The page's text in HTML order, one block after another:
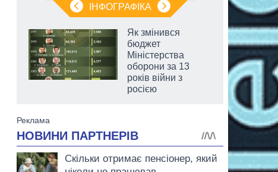
ІНФОГРАФІКА
Як змінився
бюджет
Міністерства
оборони за 13
років війни з
росією